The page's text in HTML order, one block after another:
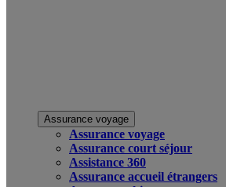
Assurance voyage
Assurance voyage
Assurance court séjour
Assistance 360
Assurance accueil étrangers